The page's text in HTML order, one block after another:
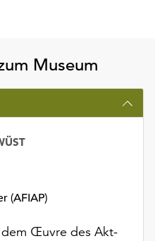
Museum
(AFIAP)
dem Œuvre des Akt-